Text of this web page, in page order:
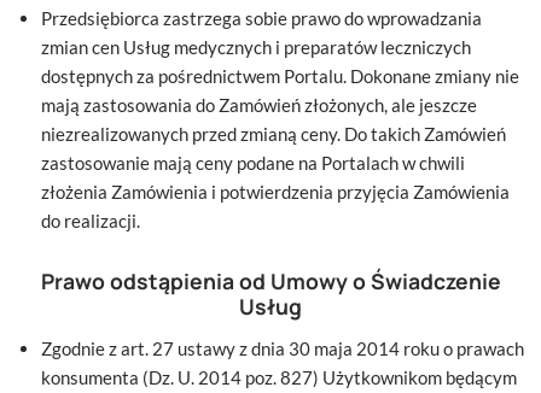
Przedsiębiorca zastrzega sobie prawo do wprowadzania
zmian cen Usług medycznych i preparatów leczniczych
dostępnych za pośrednictwem Portalu. Dokonane zmiany nie
mają zastosowania do Zamówień złożonych, ale jeszcze
niezrealizowanych przed zmianą ceny. Do takich Zamówień
zastosowanie mają ceny podane na Portalach w chwili
złożenia Zamówienia i potwierdzenia przyjęcia Zamówienia
do realizacji.
Prawo odstąpienia od Umowy o Świadczenie
Usług
Zgodnie z art. 27 ustawy z dnia 30 maja 2014 roku o prawach
konsumenta (Dz. U. 2014 poz. 827) Użytkownikom będącym